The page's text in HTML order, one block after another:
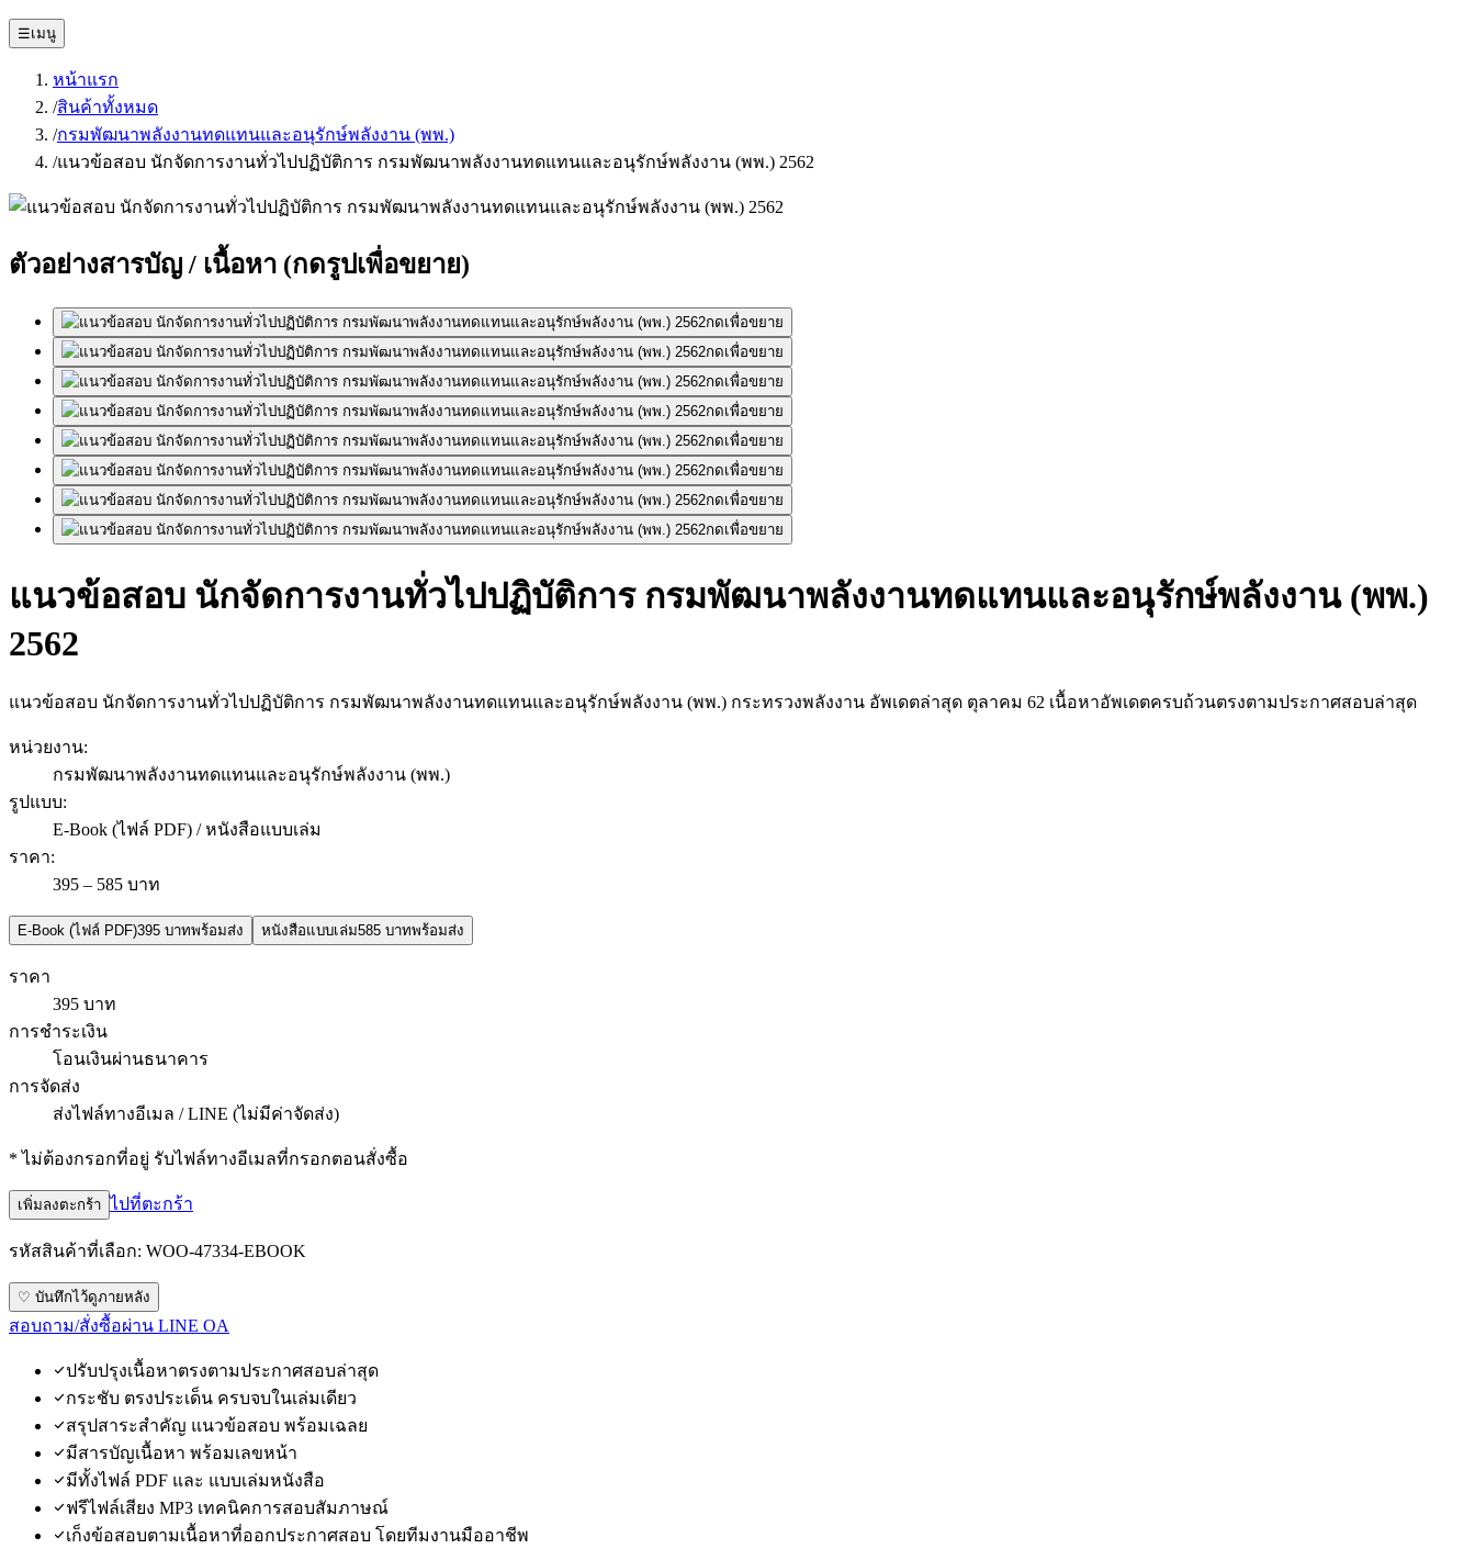
☰เมนู
หน้าแรก
/สินค้าทั้งหมด
/กรมพัฒนาพลังงานทดแทนและอนุรักษ์พลังงาน (พพ.)
/แนวข้อสอบ นักจัดการงานทั่วไปปฏิบัติการ กรมพัฒนาพลังงานทดแทนและอนุรักษ์พลังงาน (พพ.) 2562
ตัวอย่างสารบัญ / เนื้อหา (กดรูปเพื่อขยาย)
กดเพื่อขยาย
กดเพื่อขยาย
กดเพื่อขยาย
กดเพื่อขยาย
กดเพื่อขยาย
กดเพื่อขยาย
กดเพื่อขยาย
กดเพื่อขยาย
แนวข้อสอบ นักจัดการงานทั่วไปปฏิบัติการ กรมพัฒนาพลังงานทดแทนและอนุรักษ์พลังงาน (พพ.)
2562
แนวข้อสอบ นักจัดการงานทั่วไปปฏิบัติการ กรมพัฒนาพลังงานทดแทนและอนุรักษ์พลังงาน (พพ.) กระทรวงพลังงาน อัพเดตล่าสุด ตุลาคม 62 เนื้อหาอัพเดตครบถ้วนตรงตามประกาศสอบล่าสุด
หน่วยงาน:
กรมพัฒนาพลังงานทดแทนและอนุรักษ์พลังงาน (พพ.)
รูปแบบ:
E-Book (ไฟล์ PDF) / หนังสือแบบเล่ม
ราคา:
395 – 585 บาท
E-Book (ไฟล์ PDF)395 บาทพร้อมส่ง หนังสือแบบเล่ม585 บาทพร้อมส่ง
ราคา
395 บาท
การชำระเงิน
โอนเงินผ่านธนาคาร
การจัดส่ง
ส่งไฟล์ทางอีเมล / LINE (ไม่มีค่าจัดส่ง)
* ไม่ต้องกรอกที่อยู่ รับไฟล์ทางอีเมลที่กรอกตอนสั่งซื้อ
เพิ่มลงตะกร้า ไปที่ตะกร้า
รหัสสินค้าที่เลือก: WOO-47334-EBOOK
♡ บันทึกไว้ดูภายหลัง
สอบถาม/สั่งซื้อผ่าน LINE OA
ปรับปรุงเนื้อหาตรงตามประกาศสอบล่าสุด
กระชับ ตรงประเด็น ครบจบในเล่มเดียว
สรุปสาระสำคัญ แนวข้อสอบ พร้อมเฉลย
มีสารบัญเนื้อหา พร้อมเลขหน้า
มีทั้งไฟล์ PDF และ แบบเล่มหนังสือ
ฟรีไฟล์เสียง MP3 เทคนิคการสอบสัมภาษณ์
เก็งข้อสอบตามเนื้อหาที่ออกประกาศสอบ โดยทีมงานมืออาชีพ